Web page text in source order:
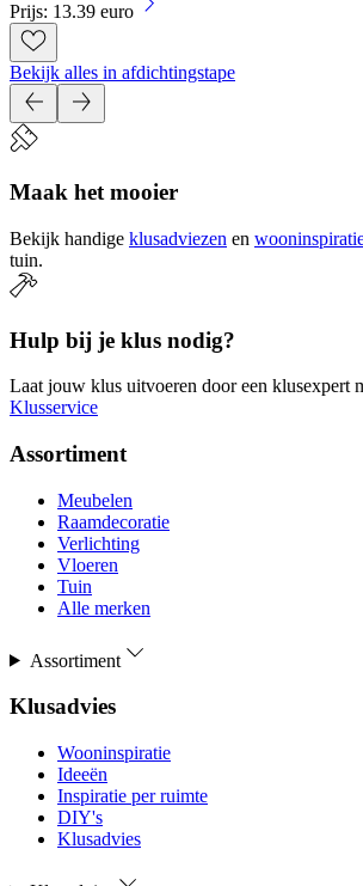
Prijs: 13.39 euro
Bekijk alles in afdichtingstape
Maak het mooier
Bekijk handige klusadviezen en
tuin.
Hulp bij je klus nodig?
Laat jouw klus uitvoeren door een klusexpert
Klusservice
Assortiment
Meubelen
Raamdecoratie
Verlichting
Vloeren
Tuin
Alle merken
Assortiment
Klusadvies
Wooninspiratie
Ideeën
Inspiratie per ruimte
DIY's
Klusadvies